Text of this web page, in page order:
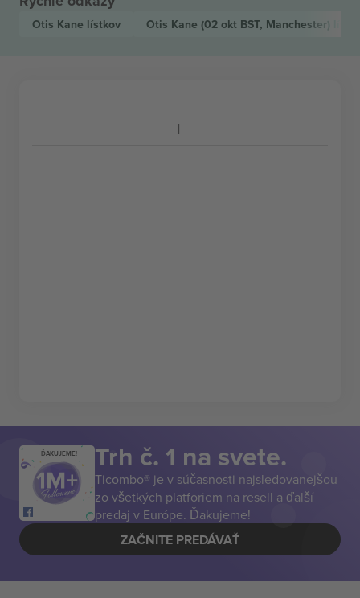
Otis Kane lístkov Otis Kane (02 okt BST, Manchester)
ĎAKUJEME! Trh č. 1 na svete.
Ticombo® je v súčasnosti najsledovanejšou
zo všetkých platforiem na resell a ďalší
predaj v Európe. Ďakujeme!
ZAČNITE PREDÁVAŤ